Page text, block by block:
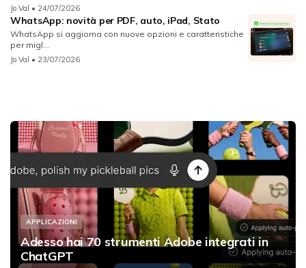
Jo Val • 24/07/2026
WhatsApp: novità per PDF, auto, iPad, Stato
WhatsApp si aggiorna con nuove opzioni e caratteristiche
per migl...
Jo Val • 23/07/2026
APPLICAZIONI
Adesso hai 70 strumenti Adobe integrati in
ChatGPT